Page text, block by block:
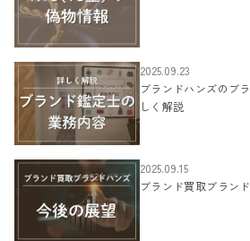
2025.09.23
ブランドハンズのブ
しく解説
2025.09.15
ブランド買取ブラン